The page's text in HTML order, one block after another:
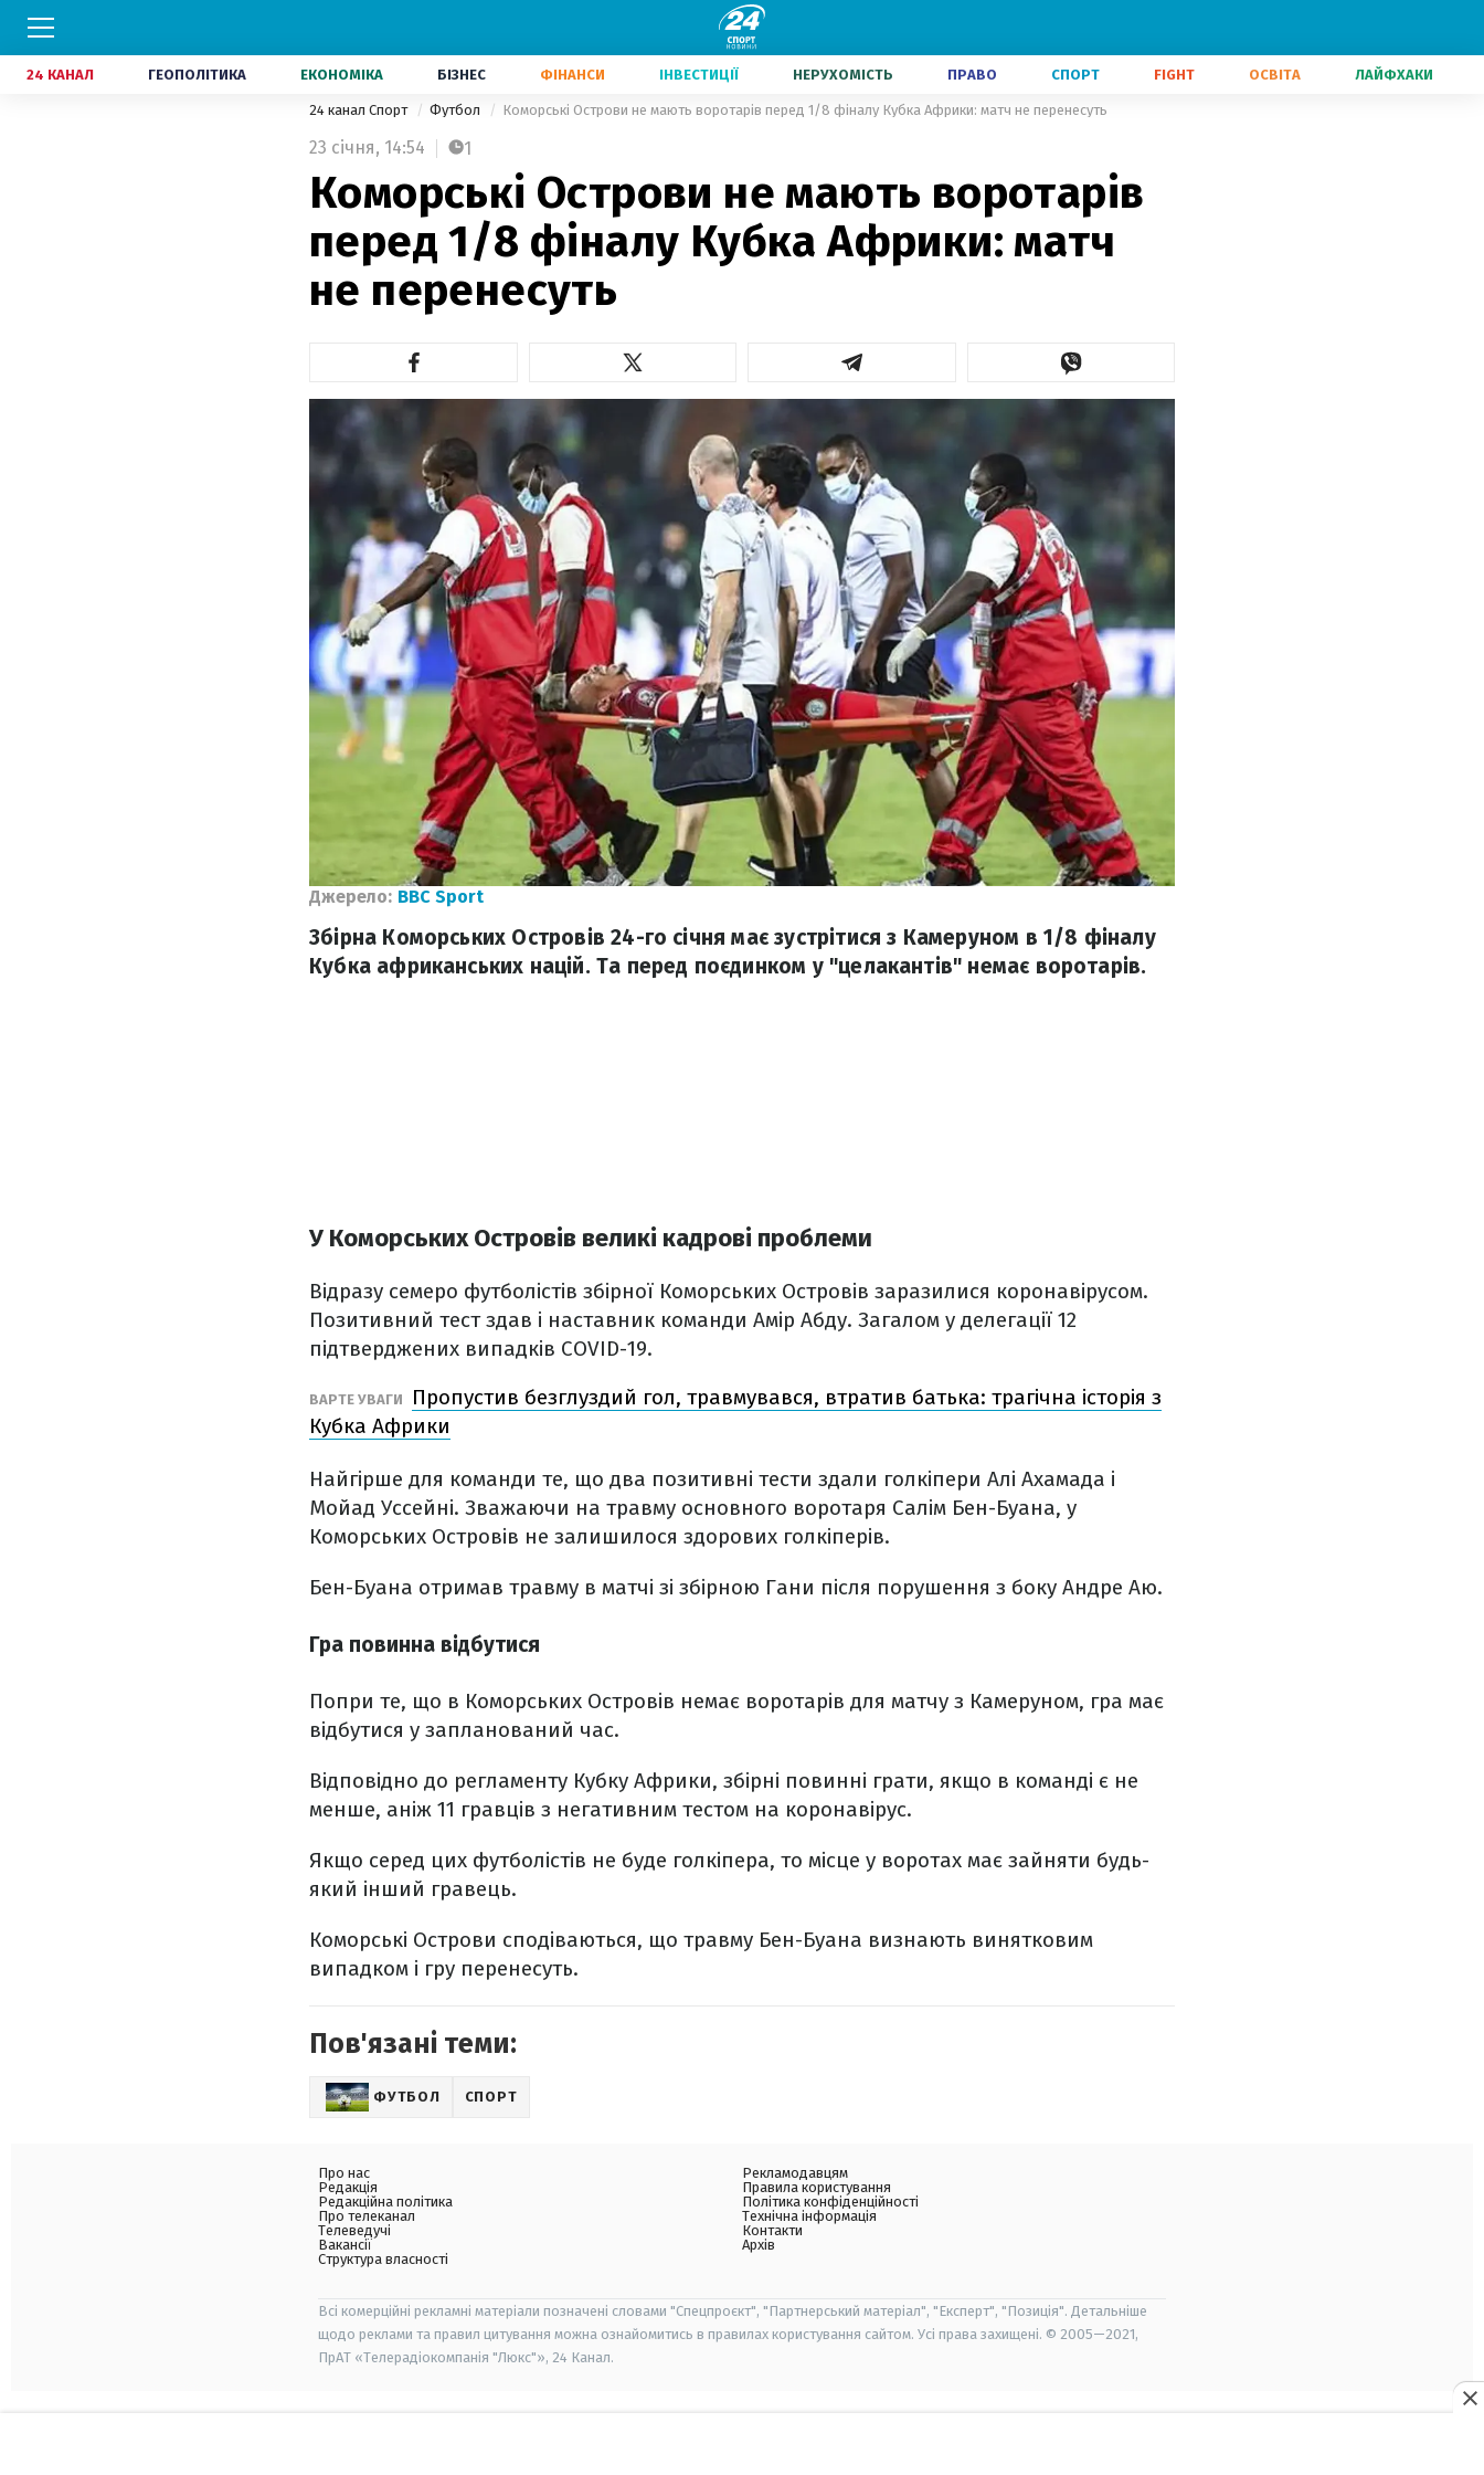
24 КАНАЛ ГЕОПОЛІТИКА ЕКОНОМІКА БІЗНЕС ФІНАНСИ ІНВЕСТИЦІЇ НЕРУХОМІСТЬ ПРАВО СПОРТ FIGHT ОСВІТА ЛАЙФХАКИ
24 канал Спорт Футбол Коморські Острови не мають воротарів перед 1/8 фіналу Кубка Африки: матч не перенесуть
23 січня, 14:54 1
Коморські Острови не мають воротарів
перед 1/8 фіналу Кубка Африки: матч
не перенесуть
Джерело: BBC Sport
Збірна Коморських Островів 24-го січня має зустрітися з Камеруном в 1/8 фіналу
Кубка африканських націй. Та перед поєдинком у "целакантів" немає воротарів.
У Коморських Островів великі кадрові проблеми
Відразу семеро футболістів збірної Коморських Островів заразилися коронавірусом.
Позитивний тест здав і наставник команди Амір Абду. Загалом у делегації 12
підтверджених випадків COVID-19.
ВАРТЕ УВАГИ
Пропустив безглуздий гол, травмувався, втратив батька: трагічна історія з
Кубка Африки
Найгірше для команди те, що два позитивні тести здали голкіпери Алі Ахамада і
Мойад Уссейні. Зважаючи на травму основного воротаря Салім Бен-Буана, у
Коморських Островів не залишилося здорових голкіперів.
Бен-Буана отримав травму в матчі зі збірною Гани після порушення з боку Андре Аю.
Гра повинна відбутися
Попри те, що в Коморських Островів немає воротарів для матчу з Камеруном, гра має
відбутися у запланований час.
Відповідно до регламенту Кубку Африки, збірні повинні грати, якщо в команді є не
менше, аніж 11 гравців з негативним тестом на коронавірус.
Якщо серед цих футболістів не буде голкіпера, то місце у воротах має зайняти будь-
який інший гравець.
Коморські Острови сподіваються, що травму Бен-Буана визнають винятковим
випадком і гру перенесуть.
Пов'язані теми:
ФУТБОЛ СПОРТ
Про нас
Редакція
Редакційна політика
Про телеканал
Телеведучі
Вакансії
Структура власності
Рекламодавцям
Правила користування
Політика конфіденційності
Технічна інформація
Контакти
Архів
Всі комерційні рекламні матеріали позначені словами "Спецпроєкт", "Партнерський матеріал", "Експерт", "Позиція". Детальніше
щодо реклами та правил цитування можна ознайомитись в правилах користування сайтом. Усі права захищені. © 2005—2021,
ПрАТ «Телерадіокомпанія "Люкс"», 24 Канал.